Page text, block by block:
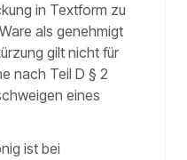
in Textform zu
als genehmigt
gilt nicht für
nach Teil D § 2
eines
ist bei